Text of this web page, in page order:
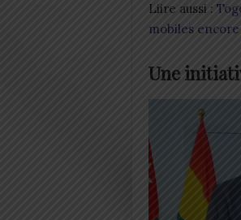
Liire aussi :
mobiles
Une